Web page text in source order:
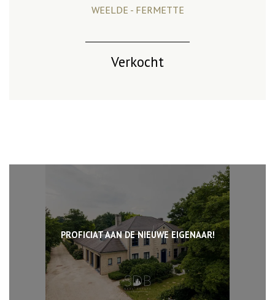
205 m² 3
WEELDE - FERMETTE
Verkocht
PROFICIAT AAN DE NIEUWE EIGENAAR!